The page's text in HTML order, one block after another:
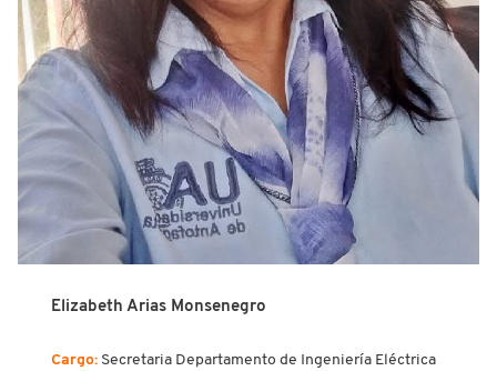
Elizabeth Arias Monsenegro
Cargo: Secretaria Departamento de Ingeniería Eléctrica